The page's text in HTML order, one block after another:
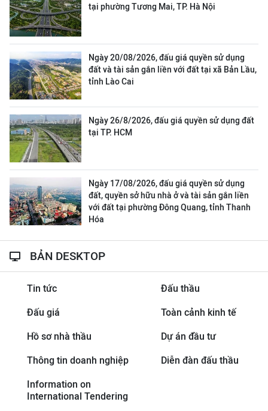
tại phường Tương Mai, TP. Hà Nội
Ngày 20/08/2026, đấu giá quyền sử dụng
đất và tài sản gắn liền với đất tại xã Bản Lầu,
tỉnh Lào Cai
Ngày 26/8/2026, đấu giá quyền sử dụng đất
tại TP. HCM
Ngày 17/08/2026, đấu giá quyền sử dụng
đất, quyền sở hữu nhà ở và tài sản gắn liền
với đất tại phường Đông Quang, tỉnh Thanh
Hóa
BẢN DESKTOP
Tin tức Đấu thầu
Đấu giá Toàn cảnh kinh tế
Hồ sơ nhà thầu Dự án đầu tư
Thông tin doanh nghiệp Diễn đàn đấu thầu
Information on
International Tendering